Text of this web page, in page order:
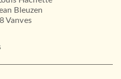
Bleuzen
Vanves